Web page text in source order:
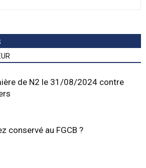
de N2 le 31/08/2024 contre
conservé au FGCB ?